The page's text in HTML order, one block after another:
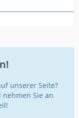
unserer Seite?
Sie an